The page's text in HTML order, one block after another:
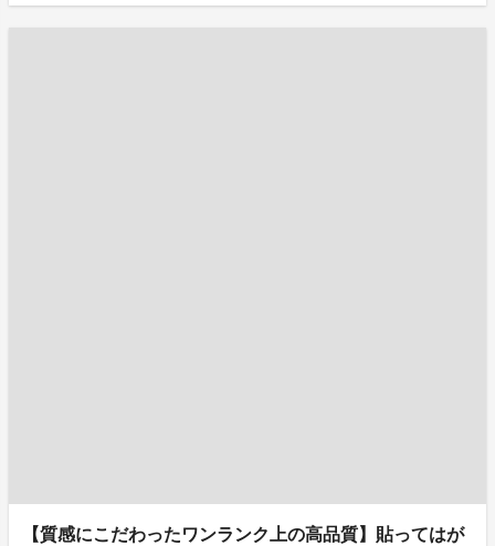
【質感にこだわったワンランク上の高品質】貼ってはが